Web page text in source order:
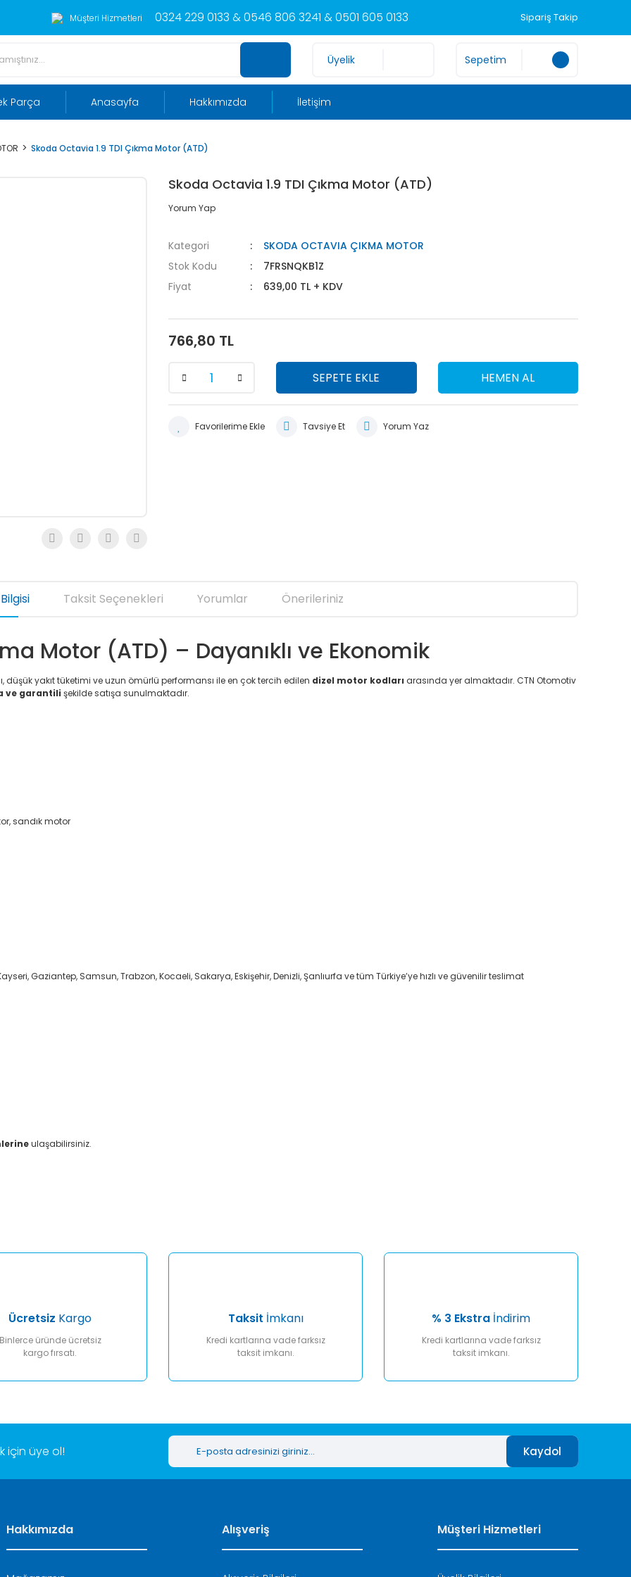
Müşteri Hizmetleri 0324 229 0133 & 0546 806 3241 & 0501 605 0133 Sipariş Takip
Üyelik Sepetim
Parça Anasayfa Hakkımızda İletişim
Skoda Octavia 1.9 TDI Çıkma Motor (ATD)
Skoda Octavia 1.9 TDI Çıkma Motor (ATD)
Yorum Yap
Kategori
SKODA OCTAVIA ÇIKMA MOTOR
Stok Kodu
7FRSNQKB1Z
Fiyat
639,00 TL + KDV
766,80 TL
SEPETE EKLE HEMEN AL
Tavsiye Et Yorum Yaz
Taksit Seçenekleri Yorumlar Önerileriniz
Motor (ATD) – Dayanıklı ve Ekonomik
düşük yakıt tüketimi ve uzun ömürlü performansı ile en çok tercih edilen dizel motor kodları arasında yer almaktadır. CTN Otomotiv
ve garantili şekilde satışa sunulmaktadır.
sandık motor
Gaziantep, Samsun, Trabzon, Kocaeli, Sakarya, Eskişehir, Denizli, Şanlıurfa ve tüm Türkiye’ye hızlı ve güvenilir teslimat
ulaşabilirsiniz.
Gönder
Ücretsiz Kargo
üründe ücretsiz
kargo fırsatı.
Taksit İmkanı
Kredi kartlarına vade farksız
taksit imkanı.
% 3 Ekstra İndirim
Kredi kartlarına vade farksız
taksit imkanı.
için üye ol! Kaydol
Hakkımızda Alışveriş Müşteri Hizmetleri